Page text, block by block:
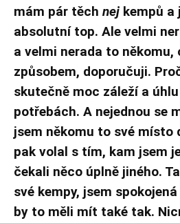
mám pár těch nej kempů a
absolutní top. Ale velmi
a velmi nerada to
způsobem, doporučuji.
skutečně moc záleží a
potřebách. A nejednou se
jsem někomu to své místo
pak volal s tím, kam jsem
čekali něco úplně jiného.
své kempy, jsem
by to měli mít také tak.